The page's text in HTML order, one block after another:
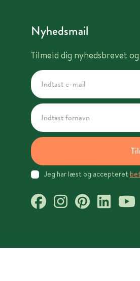
Nyhedsmail
Tilmeld dig nyhedsbrevet
Jeg har læst og accepteret